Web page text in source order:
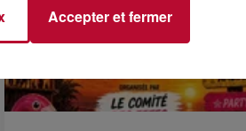
Accepter et fermer